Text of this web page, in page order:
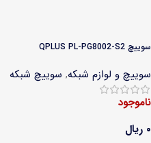
سوییچ QPLUS PL-PG8002-S2
سوییچ و لوازم شبکه, سوییچ شبکه
ناموجود
۰ ریال